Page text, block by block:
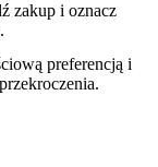
zakup i oznacz
preferencją i